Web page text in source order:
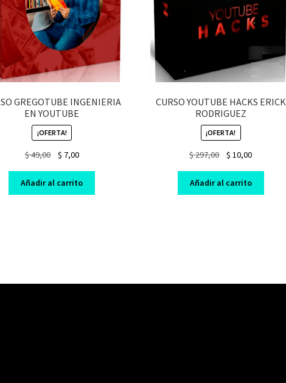
GREGOTUBE INGENIERIA
EN YOUTUBE
¡OFERTA!
$49,00
Original
was:
$ 49,00.
$ 7,00Current
is:
$ 7,00.
Añadir al carrito
CURSO YOUTUBE HACKS ERICK
RODRIGUEZ
¡OFERTA!
$297,00
Original
was:
$ 297,00.
$ 10,00Current
is:
$ 10,00.
Añadir al carrito